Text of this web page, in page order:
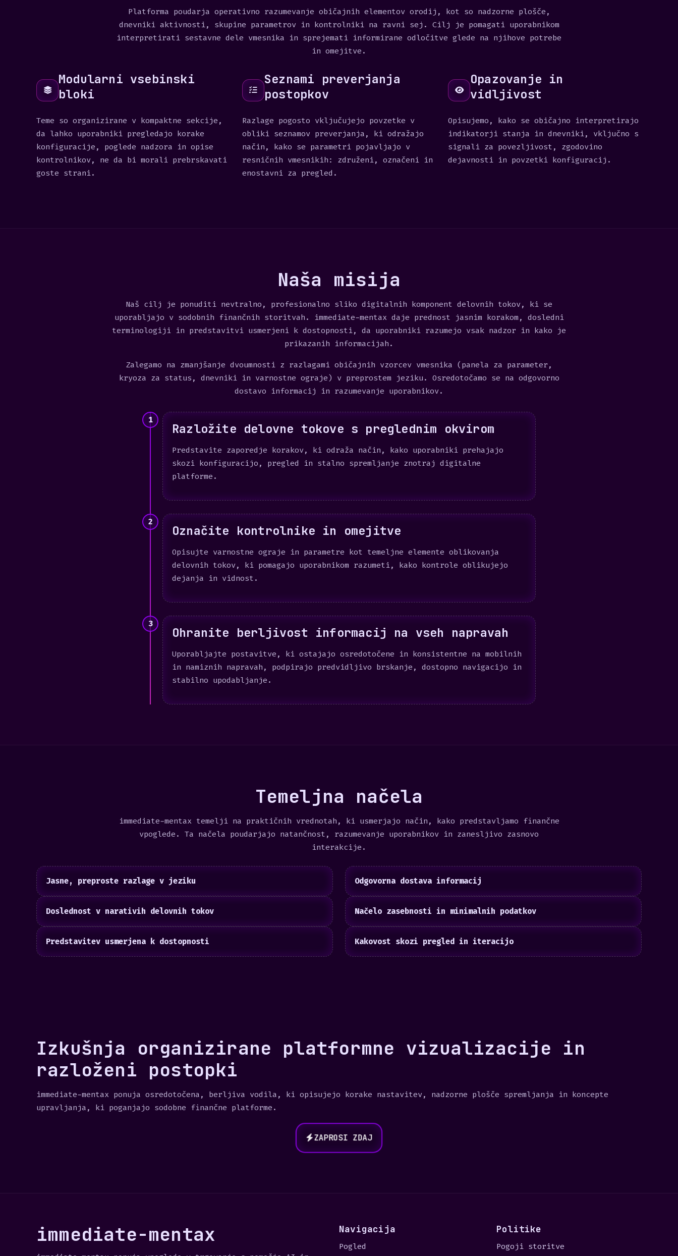
Platforma poudarja operativno razumevanje običajnih elementov orodij, kot so nadzorne plošče,
dnevniki aktivnosti, skupine parametrov in kontrolniki na ravni sej. Cilj je pomagati uporabnikom
interpretirati sestavne dele vmesnika in sprejemati informirane odločitve glede na njihove potrebe
in omejitve.
Modularni vsebinski
bloki
Teme so organizirane v kompaktne sekcije,
da lahko uporabniki pregledajo korake
konfiguracije, poglede nadzora in opise
kontrolnikov, ne da bi morali prebrskavati
goste strani.
Seznami preverjanja
postopkov
Razlage pogosto vključujejo povzetke v
obliki seznamov preverjanja, ki odražajo
način, kako se parametri pojavljajo v
resničnih vmesnikih: združeni, označeni in
enostavni za pregled.
Opazovanje in
vidljivost
Opisujemo, kako se običajno interpretirajo
indikatorji stanja in dnevniki, vključno s
signali za povezljivost, zgodovino
dejavnosti in povzetki konfiguracij.
Naša misija
Naš cilj je ponuditi nevtralno, profesionalno sliko digitalnih komponent delovnih tokov, ki se
uporabljajo v sodobnih finančnih storitvah. immediate-mentax daje prednost jasnim korakom, dosledni
terminologiji in predstavitvi usmerjeni k dostopnosti, da uporabniki razumejo vsak nadzor in kako je
prikazanih informacijah.
Zalegamo na zmanjšanje dvoumnosti z razlagami običajnih vzorcev vmesnika (panela za parameter,
kryoza za status, dnevniki in varnostne ograje) v preprostem jeziku. Osredotočamo se na odgovorno
dostavo informacij in razumevanje uporabnikov.
1
Razložite delovne tokove s preglednim okvirom
Predstavite zaporedje korakov, ki odraža način, kako uporabniki prehajajo
skozi konfiguracijo, pregled in stalno spremljanje znotraj digitalne
platforme.
2
Označite kontrolnike in omejitve
Opisujte varnostne ograje in parametre kot temeljne elemente oblikovanja
delovnih tokov, ki pomagajo uporabnikom razumeti, kako kontrole oblikujejo
dejanja in vidnost.
3
Ohranite berljivost informacij na vseh napravah
Uporabljajte postavitve, ki ostajajo osredotočene in konsistentne na mobilnih
in namiznih napravah, podpirajo predvidljivo brskanje, dostopno navigacijo in
stabilno upodabljanje.
Temeljna načela
immediate-mentax temelji na praktičnih vrednotah, ki usmerjajo način, kako predstavljamo finančne
vpoglede. Ta načela poudarjajo natančnost, razumevanje uporabnikov in zanesljivo zasnovo
interakcije.
Jasne, preproste razlage v jeziku
Doslednost v narativih delovnih tokov
Predstavitev usmerjena k dostopnosti
Odgovorna dostava informacij
Načelo zasebnosti in minimalnih podatkov
Kakovost skozi pregled in iteracijo
Izkušnja organizirane platformne vizualizacije in
razloženi postopki
immediate-mentax ponuja osredotočena, berljiva vodila, ki opisujejo korake nastavitev, nadzorne plošče spremljanja in koncepte
upravljanja, ki poganjajo sodobne finančne platforme.
ZAPROSI ZDAJ
immediate-mentax Navigacija
Pogled
Politike
Pogoji storitve